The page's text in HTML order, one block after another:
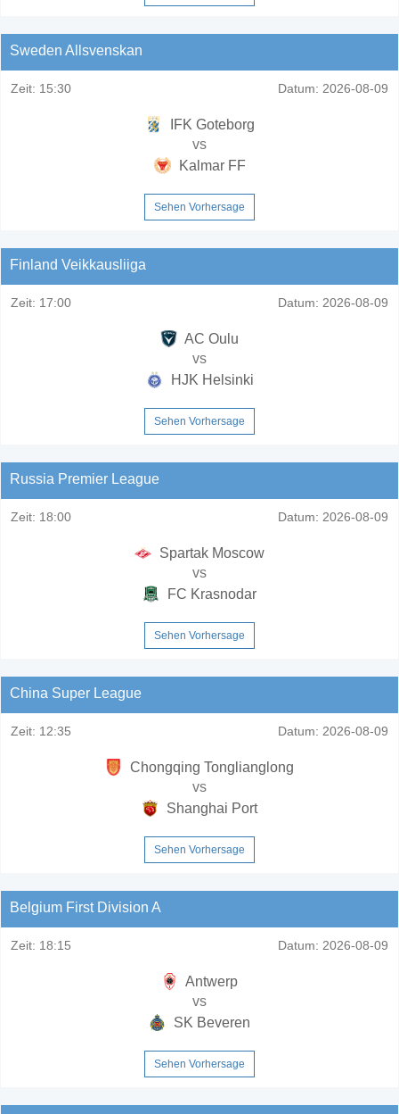
Sweden Allsvenskan
Zeit: 15:30 Datum: 2026-08-09
IFK Goteborg
vs
Kalmar FF
Sehen Vorhersage
Finland Veikkausliiga
Zeit: 17:00 Datum: 2026-08-09
AC Oulu
vs
HJK Helsinki
Sehen Vorhersage
Russia Premier League
Zeit: 18:00 Datum: 2026-08-09
Spartak Moscow
vs
FC Krasnodar
Sehen Vorhersage
China Super League
Zeit: 12:35 Datum: 2026-08-09
Chongqing Tonglianglong
vs
Shanghai Port
Sehen Vorhersage
Belgium First Division A
Zeit: 18:15 Datum: 2026-08-09
Antwerp
vs
SK Beveren
Sehen Vorhersage